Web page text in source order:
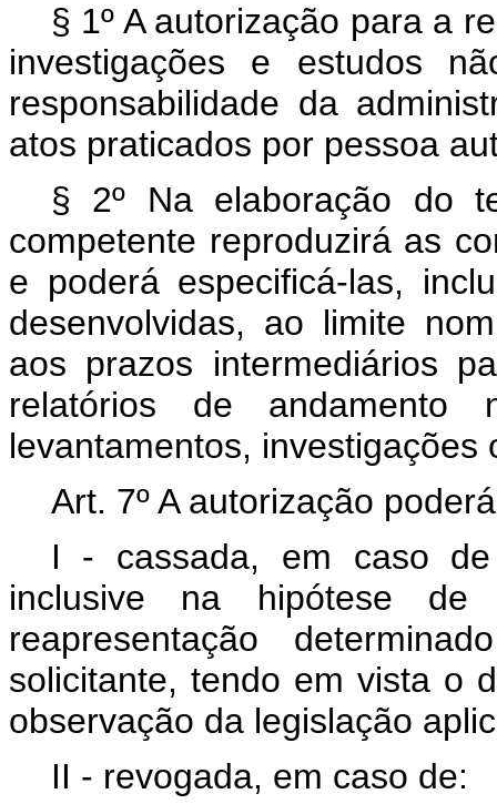
§ 1º A autorização para a
investigações e estudos
responsabilidade da
atos praticados por pessoa
§ 2º Na elaboração do
competente reproduzirá as
e poderá especificá-las,
desenvolvidas, ao limite
aos prazos intermediários
relatórios de andamento
levantamentos, investigações
Art. 7º A autorização
I - cassada, em caso de
inclusive na hipótese de
reapresentação
solicitante, tendo em vista o
observação da legislação
II - revogada, em caso de: